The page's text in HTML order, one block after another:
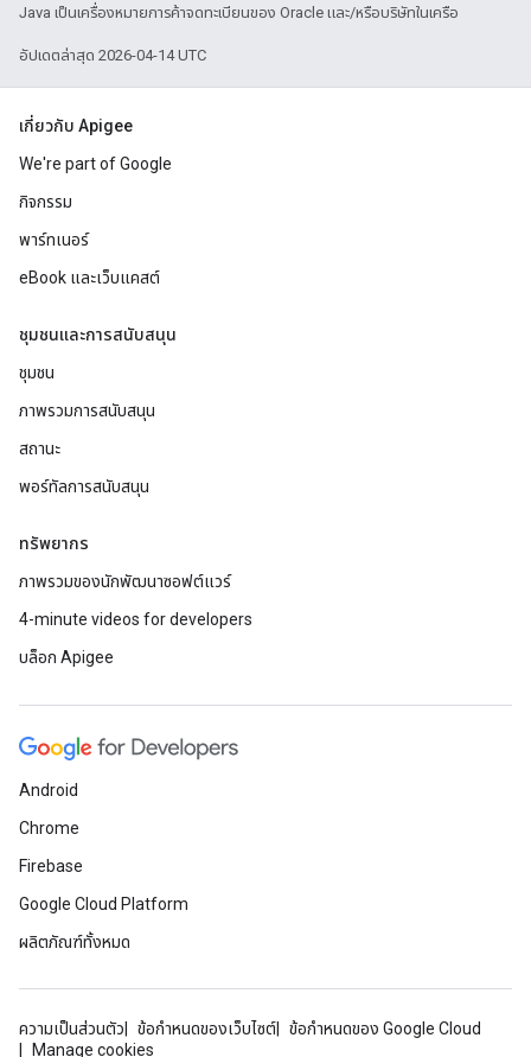
Java เป็นเครื่องหมายการค้าจดทะเบียนของ Oracle และ/หรือบริษัทในเครือ
อัปเดตล่าสุด 2026-04-14 UTC
เกี่ยวกับ Apigee
We're part of Google
กิจกรรม
พาร์ทเนอร์
eBook และเว็บแคสต์
ชุมชนและการสนับสนุน
ชุมชน
ภาพรวมการสนับสนุน
สถานะ
พอร์ทัลการสนับสนุน
ทรัพยากร
ภาพรวมของนักพัฒนาซอฟต์แวร์
4-minute videos for developers
บล็อก Apigee
Android
Chrome
Firebase
Google Cloud Platform
ผลิตภัณฑ์ทั้งหมด
ความเป็นส่วนตัว ข้อกำหนดของเว็บไซต์
ข้อกำหนดของ Google Cloud
Manage cookies